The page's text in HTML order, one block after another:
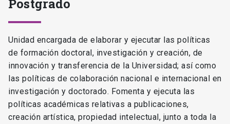
Postgrado
Unidad encargada de elaborar y ejecutar las políticas
de formación doctoral, investigación y creación, de
innovación y transferencia de la Universidad; así como
las políticas de colaboración nacional e internacional en
investigación y doctorado. Fomenta y ejecuta las
políticas académicas relativas a publicaciones,
creación artística, propiedad intelectual, junto a toda la